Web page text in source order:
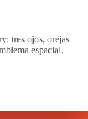
tres ojos, orejas
espacial.